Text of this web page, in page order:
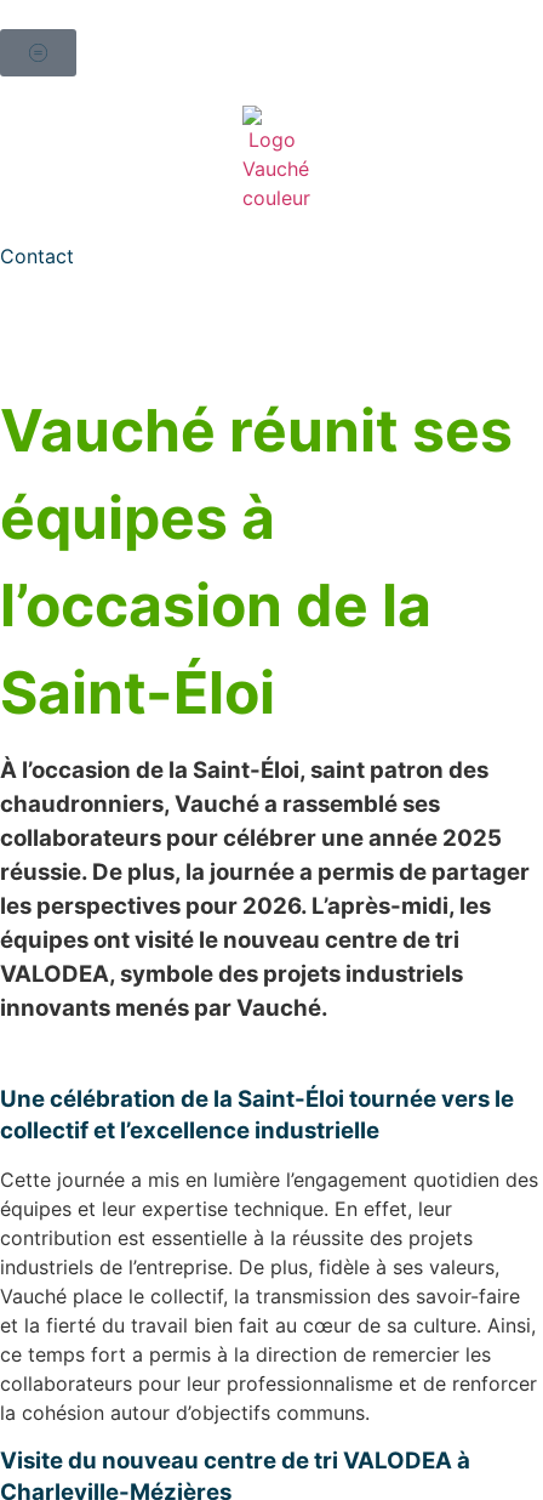
Contact
Vauché réunit ses
équipes à
l’occasion de la
Saint-Éloi
À l’occasion de la Saint-Éloi, saint patron des
chaudronniers,Vauchéa rassemblé ses
collaborateurs pour célébrer une année 2025
réussie. De plus, la journée a permis de partager
les perspectives pour 2026. L’après-midi, les
équipes ont visité le nouveau centre de tri
VALODEA, symbole des projets industriels
innovants menés par Vauché.
Une célébration de la Saint-Éloi tournée vers le
collectif et l’excellence industrielle
Cette journée a mis en lumière l’engagement quotidien des
équipes et leur expertise technique. En effet, leur
contribution est essentielle à la réussite des projets
industriels de l’entreprise. De plus, fidèle à ses valeurs,
Vauché place le collectif, la transmission des savoir-faire
et la fierté du travail bien fait au cœur de sa culture. Ainsi,
ce temps fort a permis à la direction de remercier les
collaborateurs pour leur professionnalisme et de renforcer
la cohésion autour d’objectifs communs.
Visite du nouveau centre de tri VALODEA à
Charleville-Mézières